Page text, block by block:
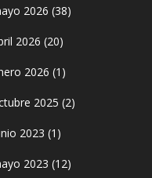
2026 (38)
2026 (20)
2026 (1)
2025 (2)
2023 (1)
2023 (12)